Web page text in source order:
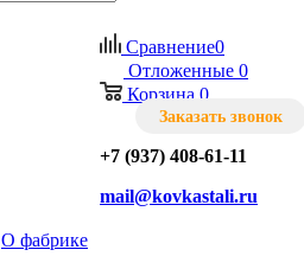
Сравнение0
Отложенные 0
Корзина 0
Заказать звонок
+7 (937) 408-61-11
mail@kovkastali.ru
О фабрике